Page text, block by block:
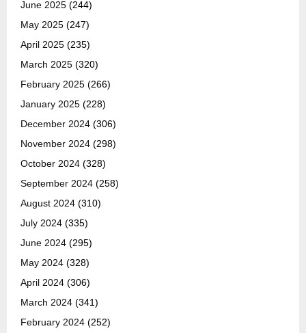
June 2025 (244)
May 2025 (247)
April 2025 (235)
March 2025 (320)
February 2025 (266)
January 2025 (228)
December 2024 (306)
November 2024 (298)
October 2024 (328)
September 2024 (258)
August 2024 (310)
July 2024 (335)
June 2024 (295)
May 2024 (328)
April 2024 (306)
March 2024 (341)
February 2024 (252)